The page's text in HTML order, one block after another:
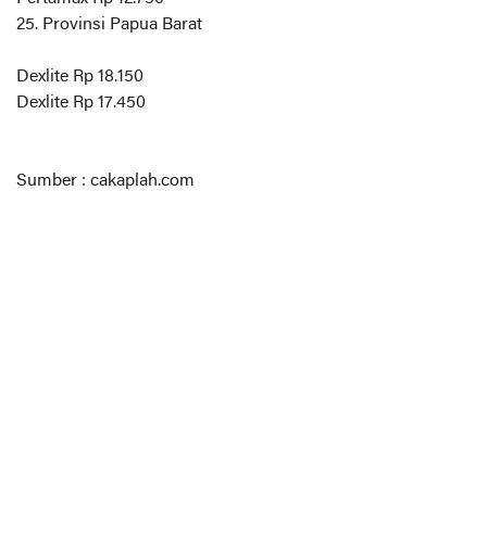
25. Provinsi Papua Barat
Dexlite Rp 18.150
Dexlite Rp 17.450
Sumber : cakaplah.com